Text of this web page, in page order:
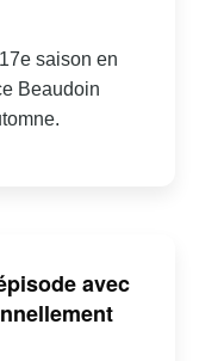
saison en
Beaudoin
avec